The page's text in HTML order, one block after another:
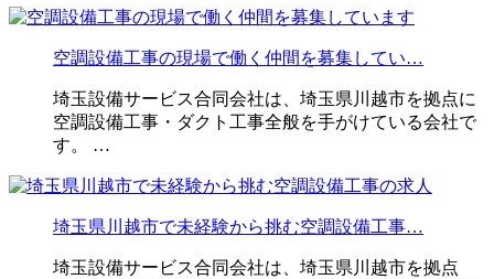
空調設備工事の現場で働く仲間を募集してい…
埼玉設備サービス合同会社は、埼玉県川越市を拠点に
空調設備工事・ダクト工事全般を手がけている会社で
す。 …
埼玉県川越市で未経験から挑む空調設備工事…
埼玉設備サービス合同会社は、埼玉県川越市を拠点